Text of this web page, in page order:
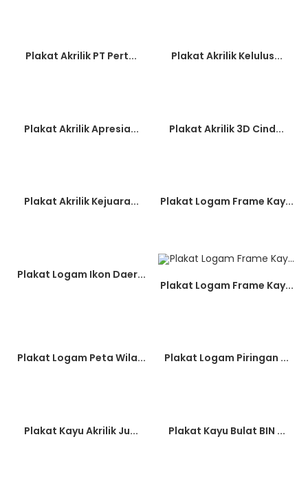
Plakat Akrilik PT Pert... Plakat Akrilik Kelulus...
Plakat Akrilik Apresia... Plakat Akrilik 3D Cind...
Plakat Akrilik Kejuara... Plakat Logam Frame Kay...
Plakat Logam Ikon Daer...
Plakat Logam Frame Kay...
Plakat Logam Peta Wila... Plakat Logam Piringan ...
Plakat Kayu Akrilik Ju... Plakat Kayu Bulat BIN ...